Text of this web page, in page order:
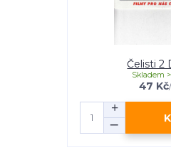
Čelisti 2
47 Kč/
Skladem